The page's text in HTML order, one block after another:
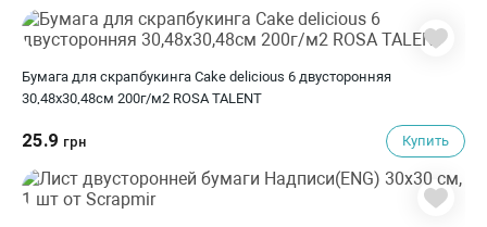
Бумага для скрапбукинга Cake delicious 6 двусторонняя
30,48х30,48см 200г/м2 ROSA TALENT
25.9 грн Купить